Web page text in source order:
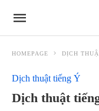
HOMEPAGE DỊCH
Dịch thuật tiếng Ý
Dịch thuật